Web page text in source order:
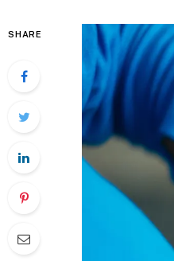
SHARE